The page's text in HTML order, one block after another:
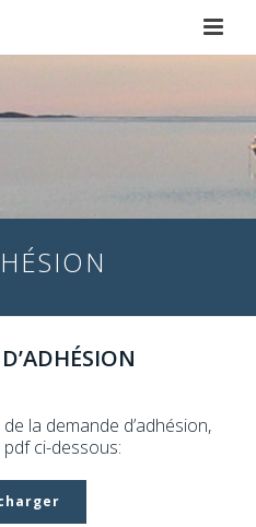
la demande d’adhésion,
ci-dessous: